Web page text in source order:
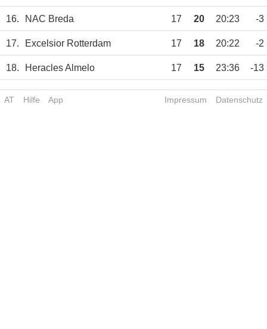
16. NAC Breda 17 20 20:23 -3
17. Excelsior Rotterdam 17 18 20:22 -2
18. Heracles Almelo 17 15 23:36 -13
AT Hilfe App Impressum Datenschutz